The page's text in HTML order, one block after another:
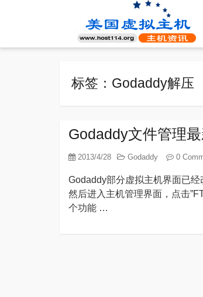
标签：Godaddy解压
Godaddy文件管理
2013/4/28 Godaddy 0
Godaddy部分虚拟主机界面已
然后进入主机管理界面，点击
个功能 …